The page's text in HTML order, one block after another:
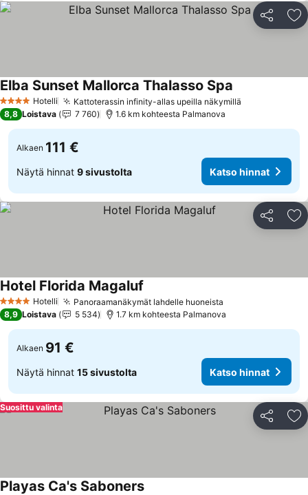
Jaa
4 Tähtiluokitus
Hotelli Kattoterassin infinity-allas upeilla näkymillä
Elba Sunset Mallorca Thalasso Spa
8,8 Loistava 7 760 1.6 km kohteesta Palmanova
Alkaen 111 €
Näytä hinnat 9 sivustolta Katso hinnat
Jaa
4 Tähtiluokitus
Hotelli Panoraamanäkymät lahdelle huoneista
Hotel Florida Magaluf
8,9 Loistava 5 534 1.7 km kohteesta Palmanova
Alkaen 91 €
Näytä hinnat 15 sivustolta Katso hinnat
Jaa
Suosittu valinta
Playas Ca's Saboners